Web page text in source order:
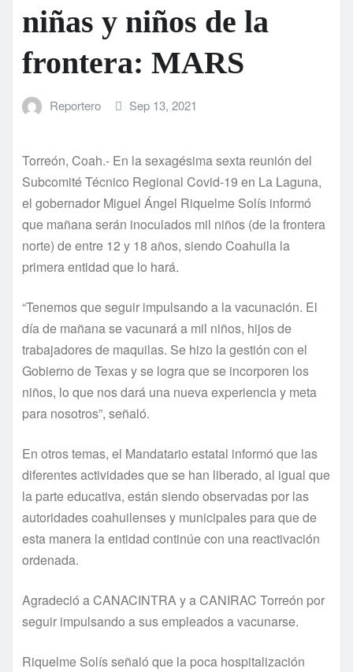
niñas y niños de la
frontera: MARS
Reportero Sep 13, 2021
Torreón, Coah.- En la sexagésima sexta reunión del
Subcomité Técnico Regional Covid-19 en La Laguna,
el gobernador Miguel Ángel Riquelme Solís informó
que mañana serán inoculados mil niños (de la frontera
norte) de entre 12 y 18 años, siendo Coahuila la
primera entidad que lo hará.
“Tenemos que seguir impulsando a la vacunación. El
día de mañana se vacunará a mil niños, hijos de
trabajadores de maquilas. Se hizo la gestión con el
Gobierno de Texas y se logra que se incorporen los
niños, lo que nos dará una nueva experiencia y meta
para nosotros”, señaló.
En otros temas, el Mandatario estatal informó que las
diferentes actividades que se han liberado, al igual que
la parte educativa, están siendo observadas por las
autoridades coahuilenses y municipales para que de
esta manera la entidad continúe con una reactivación
ordenada.
Agradeció a CANACINTRA y a CANIRAC Torreón por
seguir impulsando a sus empleados a vacunarse.
Riquelme Solís señaló que la poca hospitalización